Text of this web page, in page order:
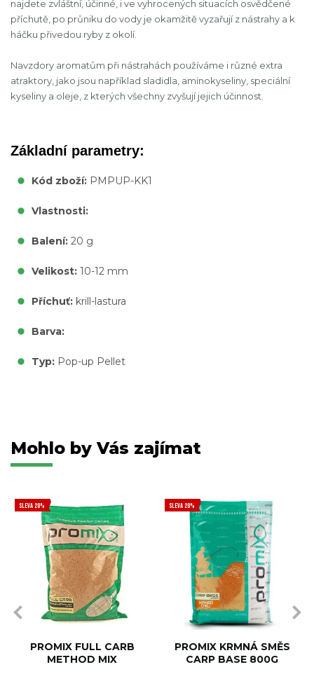
najdete zvláštní, účinné, i ve vyhrocených situacích osvědčené
příchutě, po průniku do vody je okamžitě vyzařují z nástrahy a k
háčku přivedou ryby z okolí.
Navzdory aromatům při nástrahách používáme i různé extra
atraktory, jako jsou například sladidla, aminokyseliny, speciální
kyseliny a oleje, z kterých všechny zvyšují jejich účinnost.
Základní parametry:
Kód zboží: PMPUP-KK1
Vlastnosti:
Balení: 20 g
Velikost: 10-12 mm
Příchuť: krill-lastura
Barva:
Typ: Pop-up Pellet
Mohlo by Vás zajímat
SLEVA 20%
PROMIX FULL CARB
METHOD MIX
SLEVA 20%
PROMIX KRMNÁ SMĚS
CARP BASE 800G